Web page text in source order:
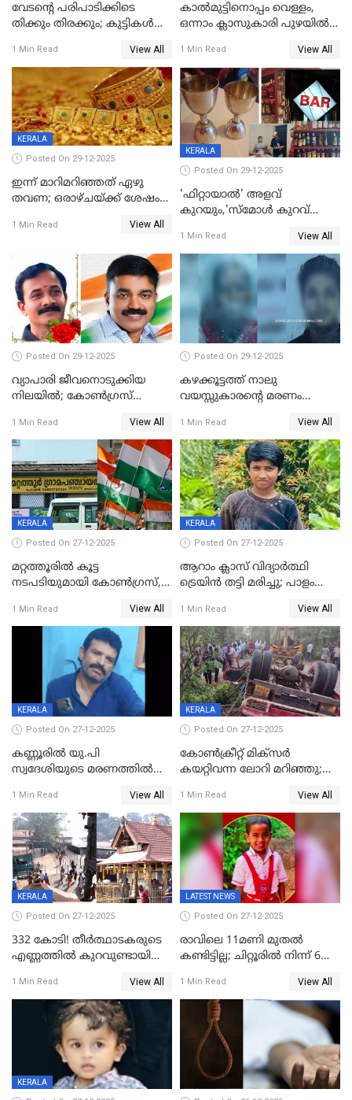
വേടന്റെ പരിപാടിക്കിടെ
തിക്കും തിരക്കും; കുട്ടികള്‍
പരിക്ക്; പാളം മറികടന്ന
യുവാവ് ട്രെയിന്‍ തട്ടി മരിച്ചു
1 Min Read View All
കാൽമുട്ടിനൊപ്പം വെള്ളം,
ഒന്നാം ക്ലാസുകാരി പുഴയിൽ
കുട്ടികൾക്കൊപ്പം
കളിക്കുന്നതിനിടെ
1 Min Read View All
KERALA
Posted On 29-12-2025
ഇന്ന് മാറിമറിഞ്ഞത് ഏഴു
തവണ; ഒരാഴ്ചയ്ക്ക് ശേഷം
1 Min Read View All
KERALA
Posted On 29-12-2025
'ഫിറ്റായാൽ' അളവ്
കുറയും,'സ്‌മോൾ കുറവ്
പിഴ
1 Min Read View All
Posted On 29-12-2025
വ്യാപാരി ജീവനൊടുക്കിയ
നിലയില്‍; കോണ്‍ഗ്രസ്
മാനസികപീഡനമെന്ന് കുറിപ്പ്
1 Min Read View All
Posted On 29-12-2025
കഴക്കൂട്ടത്ത് നാലു
വയസ്സുകാരന്റെ മരണം
സുഹൃത്തും പൊലീസ്
കസ്റ്റഡിയിൽ
1 Min Read View All
KERALA
Posted On 27-12-2025
മറ്റത്തൂരിൽ കൂട്ട
നടപടിയുമായി കോണ്‍ഗ്രസ്,
എട്ട് പേര്‍ ഉള്‍പ്പെടെ
പത്തുപേരെ പുറത്താക്കി,
ചൊവ്വന്നൂരിലും നടപടി
1 Min Read View All
KERALA
Posted On 27-12-2025
ആറാം ക്ലാസ് വിദ്യാർത്ഥി
ട്രെയിൻ തട്ടി മരിച്ചു; പാളം
അപകടം മലപ്പുറത്ത്
1 Min Read View All
KERALA
Posted On 27-12-2025
കണ്ണൂരിൽ യു.പി
സ്വദേശിയുടെ മരണത്തിൽ
കേസ്; തർക്കമുണ്ടായത്
ഫേഷ്യലിന് 300 രൂപ
ആവശ്യപ്പെട്ടതിനെച്ചൊല്ലി
1 Min Read View All
KERALA
Posted On 27-12-2025
കോണ്‍ക്രീറ്റ് മിക്‌സര്‍
കയറ്റിവന്ന ലോറി മറിഞ്ഞു;
അപകടം കണ്ണൂരിൽ
1 Min Read View All
KERALA
Posted On 27-12-2025
332 കോടി! തീർത്ഥാടകരുടെ
എണ്ണത്തിൽ കുറവുണ്ടായിട്ടും
കുതിച്ചുയരുന്നു
1 Min Read View All
LATEST NEWS
Posted On 27-12-2025
രാവിലെ 11മണി മുതൽ
കണ്ടിട്ടില്ല; ചിറ്റൂരിൽ നിന്ന് 6
1 Min Read View All
KERALA